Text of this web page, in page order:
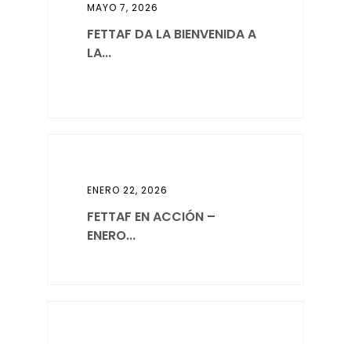
MAYO 7, 2026
FETTAF DA LA BIENVENIDA A
LA...
ENERO 22, 2026
FETTAF EN ACCIÓN –
ENERO...